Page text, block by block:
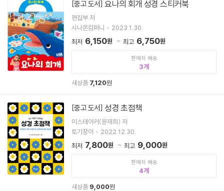
[중고 도서] 요나의 회개 성경 스티커북
편집부 저
시나몬컴퍼니
2023.1.30.
최저 6,150원 최고 6,750원
판매자 배송
3
새상품 7,120원
[중고 도서] 성경 초점책
미스테이커(윤재희) 저
토기장이
2022.12.30.
최저 7,800원 최고 9,000원
판매자 배송
4
새상품 9,000원